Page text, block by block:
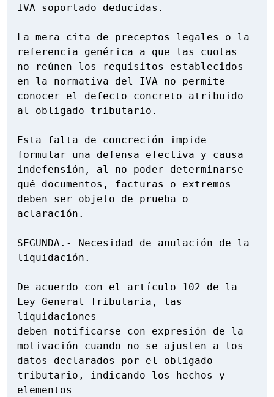
IVA soportado deducidas.
La mera cita de preceptos legales o la
referencia genérica a que las cuotas
no reúnen los requisitos establecidos
en la normativa del IVA no permite
conocer el defecto concreto atribuido
al obligado tributario.
Esta falta de concreción impide
formular una defensa efectiva y causa
indefensión, al no poder determinarse
qué documentos, facturas o extremos
deben ser objeto de prueba o
aclaración.
SEGUNDA.- Necesidad de anulación de la
liquidación.
De acuerdo con el artículo 102 de la
Ley General Tributaria, las
liquidaciones
deben notificarse con expresión de la
motivación cuando no se ajusten a los
datos declarados por el obligado
tributario, indicando los hechos y
elementos